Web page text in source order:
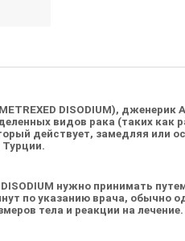
DISODIUM), дженерик
видов рака (таких как
действует, замедляя или
Турции.
нужно принимать
по указанию врача, обычно
тела и реакции на лечение.